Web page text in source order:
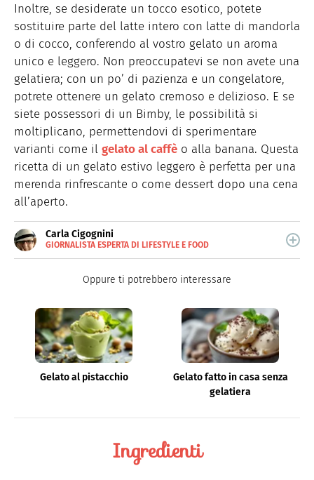
Inoltre, se desiderate un tocco esotico, potete
sostituire parte del latte intero con latte di mandorla
o di cocco, conferendo al vostro gelato un aroma
unico e leggero. Non preoccupatevi se non avete una
gelatiera; con un po’ di pazienza e un congelatore,
potrete ottenere un gelato cremoso e delizioso. E se
siete possessori di un Bimby, le possibilità si
moltiplicano, permettendovi di sperimentare
varianti come il gelato al caffè o alla banana. Questa
ricetta di un gelato estivo leggero è perfetta per una
merenda rinfrescante o come dessert dopo una cena
all’aperto.
Carla Cigognini
GIORNALISTA ESPERTA DI LIFESTYLE E FOOD
Giornalista pubblicista, scrive da anni di cucina e
Oppure ti potrebbero interessare
Gelato al pistacchio
Gelato fatto in casa senza
gelatiera
Ingredienti